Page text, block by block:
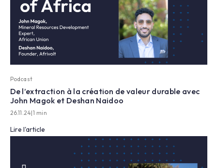
Podcast
De l’extraction à la création de valeur durable avec
John Magok et Deshan Naidoo
26.11.24|1 min
Lire l'article